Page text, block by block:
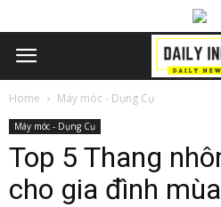
Home Máy móc - Dụng Cụ
Máy móc - Dụng Cụ
Top 5 Thang
cho gia đình